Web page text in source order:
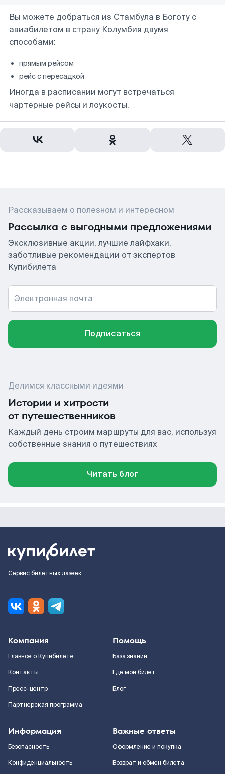
Вы можете добраться из Стамбула в Боготу с
авиабилетом в страну Колумбия двумя
способами:
прямым рейсом
рейс с пересадкой
Иногда в расписании могут встречаться
чартерные рейсы и лоукосты.
Рассказываем о полезном и интересном
Рассылка с выгодными предложениями
Эксклюзивные акции, лучшие лайфхаки,
заботливые рекомендации от экспертов
Купибилета
Электронная почта
Подписаться
Делимся классными идеями
Истории и хитрости
от путешественников
Каждый день строим маршруты для вас, используя
собственные знания о путешествиях
Читать блог
Сервис билетных лазеек
Компания
Главное о Купибилете
Контакты
Пресс-центр
Партнерская программа
Помощь
База знаний
Где мой билет
Блог
Информация
Безопасность
Конфиденциальность
Важные ответы
Оформление и покупка
Возврат и обмен билета